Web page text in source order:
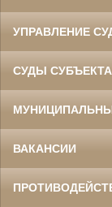
УПРАВЛЕНИЕ
СУДЫ
ВАКАНСИИ